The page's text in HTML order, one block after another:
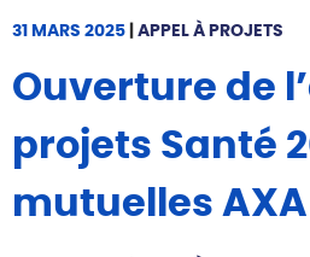
31 MARS 2025 APPEL À PROJETS
Ouverture de
projets Santé
mutuelles AXA